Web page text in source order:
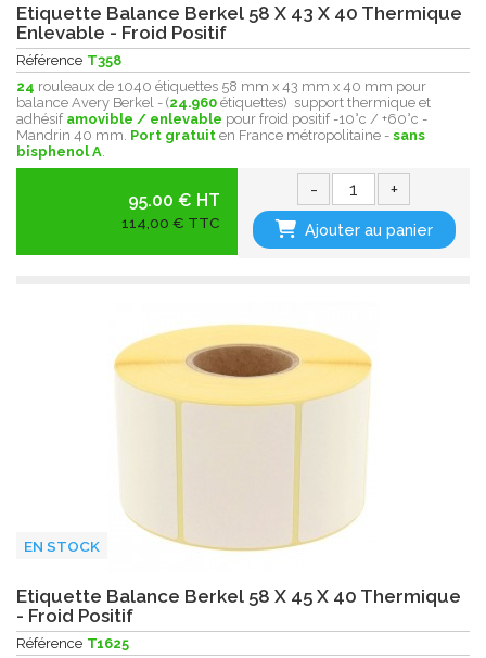
Etiquette Balance Berkel 58 X 43 X 40 Thermique
Enlevable - Froid Positif
Référence T358
24 rouleaux de 1040 étiquettes 58 mm x 43 mm x 40 mm pour
balance Avery Berkel - (24.960 étiquettes) support thermique et
adhésif amovible / enlevable pour froid positif -10°c / +60°c -
Mandrin 40 mm. Port gratuit en France métropolitaine - sans
bisphenol A
95.00 € HT
114,00 € TTC
- +
Ajouter au panier
EN STOCK
Etiquette Balance Berkel 58 X 45 X 40 Thermique
- Froid Positif
Référence T1625